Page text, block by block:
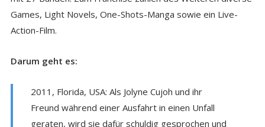
Games, Light Novels, One-Shots-Manga sowie ein Live-
Action-Film.
Darum geht es:
2011, Florida, USA: Als Jolyne Cujoh und ihr
Freund während einer Ausfahrt in einen Unfall
geraten, wird sie dafür schuldig gesprochen und